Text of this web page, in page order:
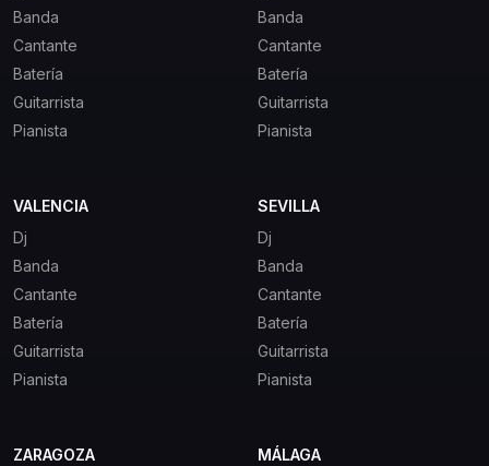
Banda
Cantante
Batería
Guitarrista
Pianista
Banda
Cantante
Batería
Guitarrista
Pianista
VALENCIA
Dj
Banda
Cantante
Batería
Guitarrista
Pianista
SEVILLA
Dj
Banda
Cantante
Batería
Guitarrista
Pianista
ZARAGOZA
MÁLAGA